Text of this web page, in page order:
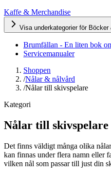
Kaffe & Merchandise
Visa underkategorier för Böcker
Brumfällan - En liten bok
Servicemanualer
Shoppen
/Nålar & nålvård
/Nålar till skivspelare
Kategori
Nålar till skivspelare
Det finns väldigt många olika
kan finnas under flera namn eller
vilken nål som passar till just din